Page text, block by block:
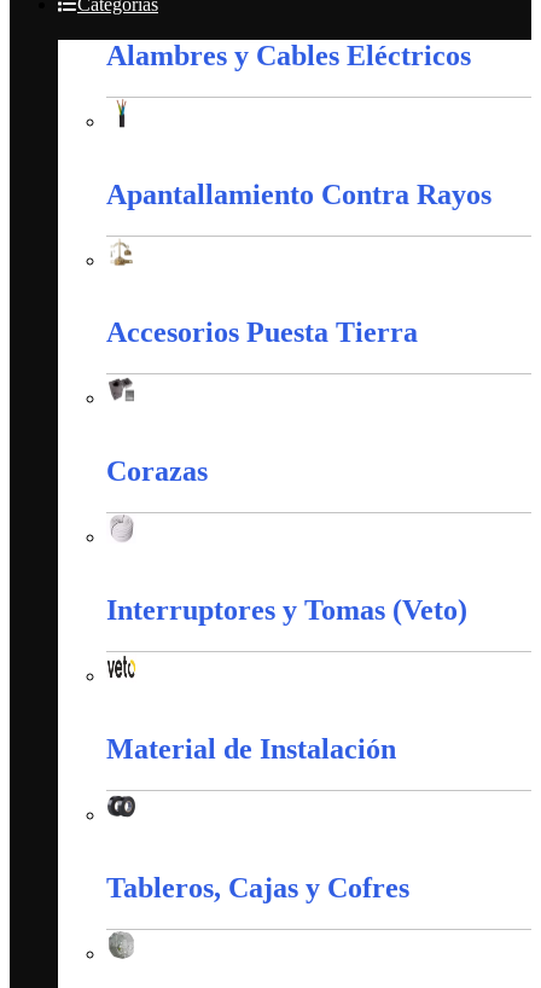
Categorías
Alambres y Cables Eléctricos
Apantallamiento Contra Rayos
Accesorios Puesta Tierra
Corazas
Interruptores y Tomas (Veto)
Material de Instalación
Tableros, Cajas y Cofres